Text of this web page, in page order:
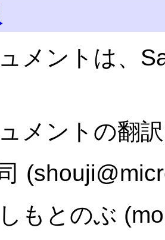
メントは、
メントの翻
もとのぶ